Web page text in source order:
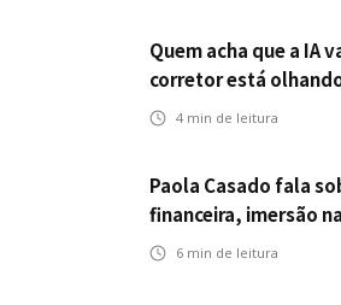
Quem acha que a IA
corretor está
errado
4 min de leitura
Paola Casado fala
financeira, imersão
da ENS
6 min de leitura